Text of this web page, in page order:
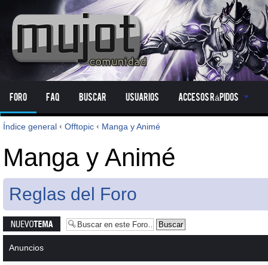
Foro FAQ Buscar Usuarios Accesos Rápidos
Índice general ‹ Offtopic ‹ Manga y Animé
Manga y Animé
Reglas del Foro
Publicar un
nuevo tema
Anuncios